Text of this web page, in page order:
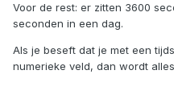
Voor de rest: er zitten 3600
seconden in een dag.
Als je beseft dat je met een
numerieke veld, dan wordt